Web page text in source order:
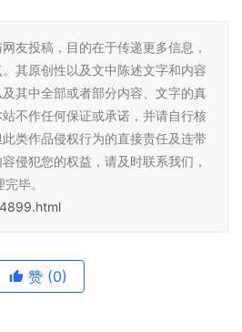
友投稿，目的在于传递更多信息，
其原创性以及文中陈述文字和内容
其中全部或者部分内容、文字的真
不作任何保证或承诺，并请自行核
类作品侵权行为的直接责任及连带
侵犯您的权益，请及时联系我们，
毕。
赞 (0)